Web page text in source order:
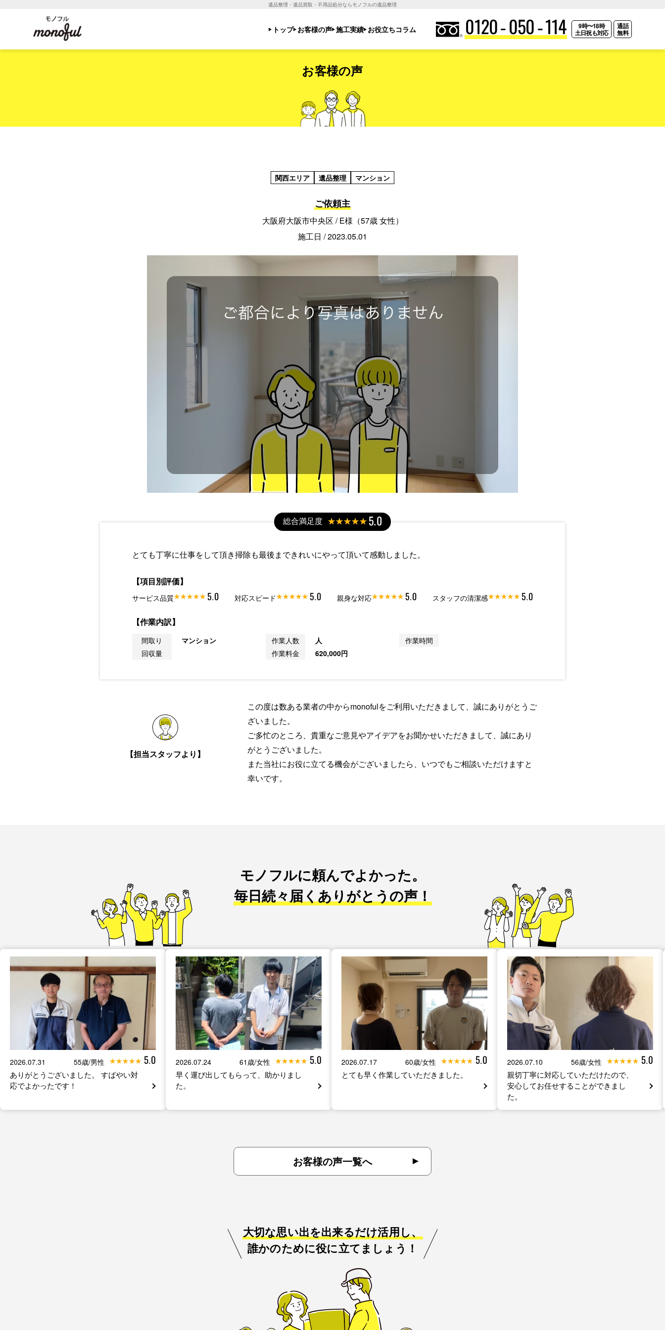
遺品整理・遺品買取・不用品処分ならモノフルの遺品整理
トップ お客様の声 施工実績 お役立ちコラム 0120-050-114 9時〜18時
土日祝も対応
通話
無料
お客様の声
関西エリア 遺品整理 マンション
ご依頼主
大阪府大阪市中央区 / E様（57歳 女性）
施工日 / 2023.05.01
総合満足度 5.0
とても丁寧に仕事をして頂き掃除も最後まできれいにやって頂いて感動しました。
【項目別評価】
サービス品質 5.0 対応スピード 5.0 親身な対応 5.0 スタッフの清潔感 5.0
【作業内訳】
間取り マンション 作業人数 人
作業時間
回収量
作業料金 620,000円
【担当スタッフより】
この度は数ある業者の中からmonofulをご利用いただきまして、誠にありがとうご
ざいました。
ご多忙のところ、貴重なご意見やアイデアをお聞かせいただきまして、誠にあり
がとうございました。
また当社にお役に立てる機会がございましたら、いつでもご相談いただけますと
幸いです。
モノフルに頼んでよかった。
毎日続々届くありがとうの声！
2026.07.31 55歳/男性
5.0
ありがとうございました。 すばやい対
応でよかったです！
2026.07.24 61歳/女性
5.0
早く運び出してもらって、助かりまし
た。
2026.07.17 60歳/女性
5.0
とても早く作業していただきました。
2026.07.10 56歳/女性
5.0
親切丁寧に対応していただけたので、
安心してお任せすることができまし
た。
お客様の声一覧へ
大切な思い出を出来るだけ活用し、
誰かのために役に立てましょう！